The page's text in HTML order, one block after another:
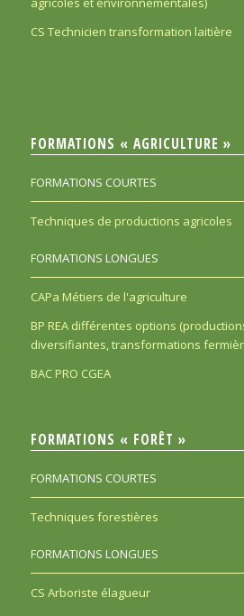
CS Technicien transformation laitière
FORMATIONS « AGRICULTURE »
FORMATIONS COURTES
Techniques de productions agricoles
FORMATIONS LONGUES
CAPa Métiers de l'agriculture
BP REA différentes options
diversifiantes, transformations
BAC PRO CGEA
FORMATIONS « FORÊT »
FORMATIONS COURTES
Techniques forestières
FORMATIONS LONGUES
CS Arboriste élagueur